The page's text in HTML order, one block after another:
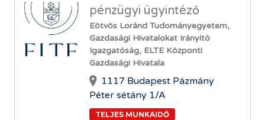
pénzügyi ügyintéző
Eötvös Loránd Tudományegyetem,
Gazdasági Hivatalokat Irányító
Igazgatóság, ELTE Központi
Gazdasági Hivatala
1117 Budapest Pázmány
Péter sétány 1/A
TELJES MUNKAIDŐ